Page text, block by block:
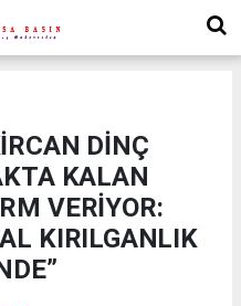
DİNÇ
KALAN
VERİYOR:
KIRILGANLIK